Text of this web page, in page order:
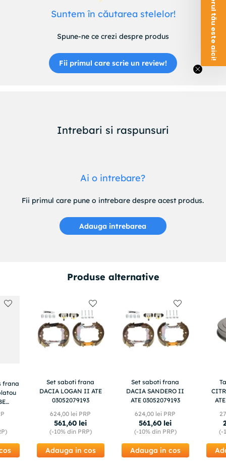
Suntem în căutarea stelelor!
Spune-ne ce crezi despre produs
Fii primul care scrie un review!
Intrebari si raspunsuri
Ai o intrebare?
Fii primul care pune o intrebare despre acest produs.
Adauga intrebarea
Produse alternative
frana
Set saboti frana
DACIA LOGAN II ATE
03052079193
624,00 lei PRP
561,60 lei
(-10%din PRP)
Adauga in cos
Set saboti frana
DACIA SANDERO II
ATE 03052079193
624,00 lei PRP
561,60 lei
(-10%din PRP)
Adauga in cos
(-